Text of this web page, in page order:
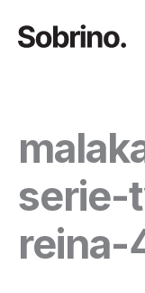
contenido
serie-
reina-